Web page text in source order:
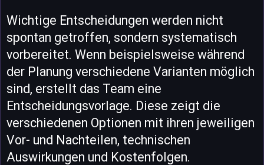
Wichtige Entscheidungen werden nicht
spontan getroffen, sondern systematisch
vorbereitet. Wenn beispielsweise während
der Planung verschiedene Varianten möglich
sind, erstellt das Team eine
Entscheidungsvorlage. Diese zeigt die
verschiedenen Optionen mit ihren jeweiligen
Vor- und Nachteilen, technischen
Auswirkungen und Kostenfolgen.